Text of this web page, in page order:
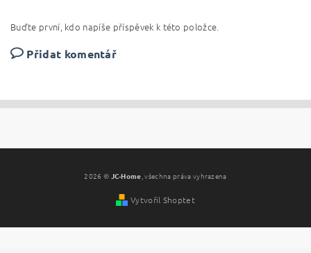
Buďte první, kdo napíše příspěvek k této položce.
Přidat komentář
2026 © JC-Home , všechna práva vyhrazena
Vytvořil Shoptet